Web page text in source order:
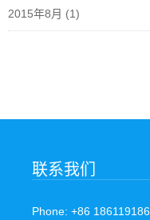
2015年8月 (1)
联系我们
Phone: +86